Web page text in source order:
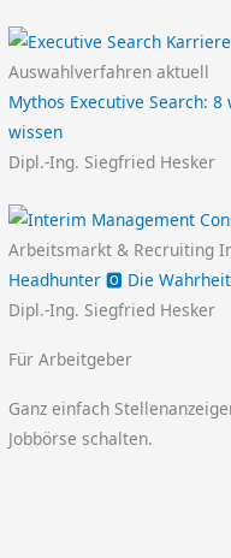
Auswahlverfahren aktuell
Mythos Executive Search:
wissen
Dipl.-Ing. Siegfried Hesker
Arbeitsmarkt & Recruiting
Headhunter 🅾️ Die
Dipl.-Ing. Siegfried Hesker
Für Arbeitgeber
Ganz einfach
Jobbörse schalten.